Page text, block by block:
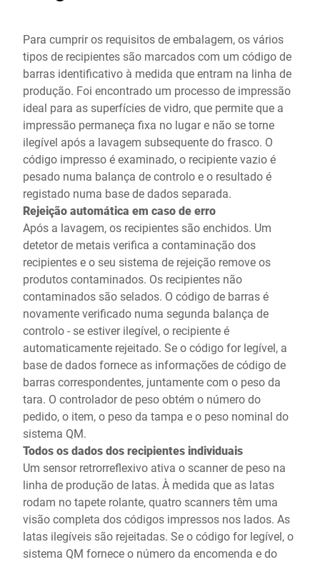
Para cumprir os requisitos de embalagem, os vários
tipos de recipientes são marcados com um código de
barras identificativo à medida que entram na linha de
produção. Foi encontrado um processo de impressão
ideal para as superfícies de vidro, que permite que a
impressão permaneça fixa no lugar e não se torne
ilegível após a lavagem subsequente do frasco. O
código impresso é examinado, o recipiente vazio é
pesado numa balança de controlo e o resultado é
registado numa base de dados separada.
Rejeição automática em caso de erro
Após a lavagem, os recipientes são enchidos. Um
detetor de metais verifica a contaminação dos
recipientes e o seu sistema de rejeição remove os
produtos contaminados. Os recipientes não
contaminados são selados. O código de barras é
novamente verificado numa segunda balança de
controlo - se estiver ilegível, o recipiente é
automaticamente rejeitado. Se o código for legível, a
base de dados fornece as informações de código de
barras correspondentes, juntamente com o peso da
tara. O controlador de peso obtém o número do
pedido, o item, o peso da tampa e o peso nominal do
sistema QM.
Todos os dados dos recipientes individuais
Um sensor retrorreflexivo ativa o scanner de peso na
linha de produção de latas. À medida que as latas
rodam no tapete rolante, quatro scanners têm uma
visão completa dos códigos impressos nos lados. As
latas ilegíveis são rejeitadas. Se o código for legível, o
sistema QM fornece o número da encomenda e do